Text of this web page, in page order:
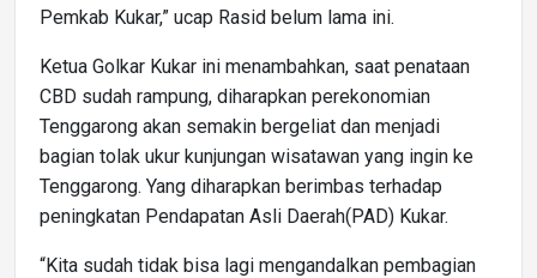
Pemkab Kukar,” ucap Rasid belum lama ini.
Ketua Golkar Kukar ini menambahkan, saat penataan
CBD sudah rampung, diharapkan perekonomian
Tenggarong akan semakin bergeliat dan menjadi
bagian tolak ukur kunjungan wisatawan yang ingin ke
Tenggarong. Yang diharapkan berimbas terhadap
peningkatan Pendapatan Asli Daerah(PAD) Kukar.
“Kita sudah tidak bisa lagi mengandalkan pembagian